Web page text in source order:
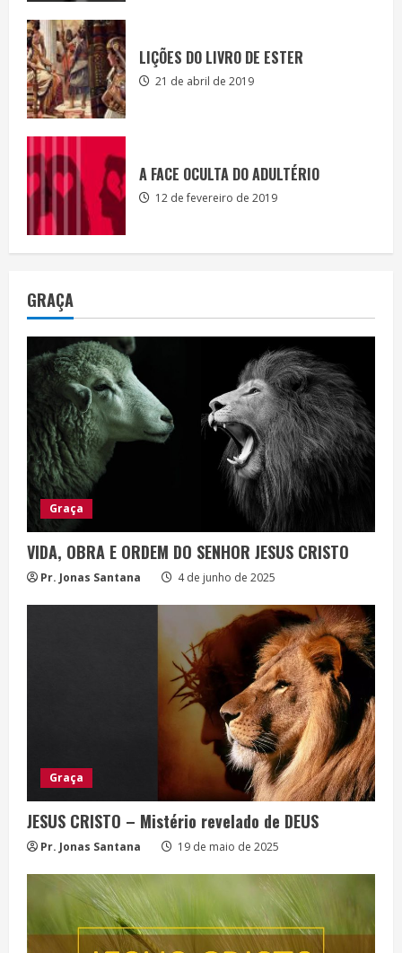
LIÇÕES DO LIVRO DE ESTER
21 de abril de 2019
A FACE OCULTA DO ADULTÉRIO
12 de fevereiro de 2019
GRAÇA
Graça
VIDA, OBRA E ORDEM DO SENHOR JESUS CRISTO
Pr. Jonas Santana 4 de junho de 2025
Graça
JESUS CRISTO – Mistério revelado de DEUS
Pr. Jonas Santana 19 de maio de 2025